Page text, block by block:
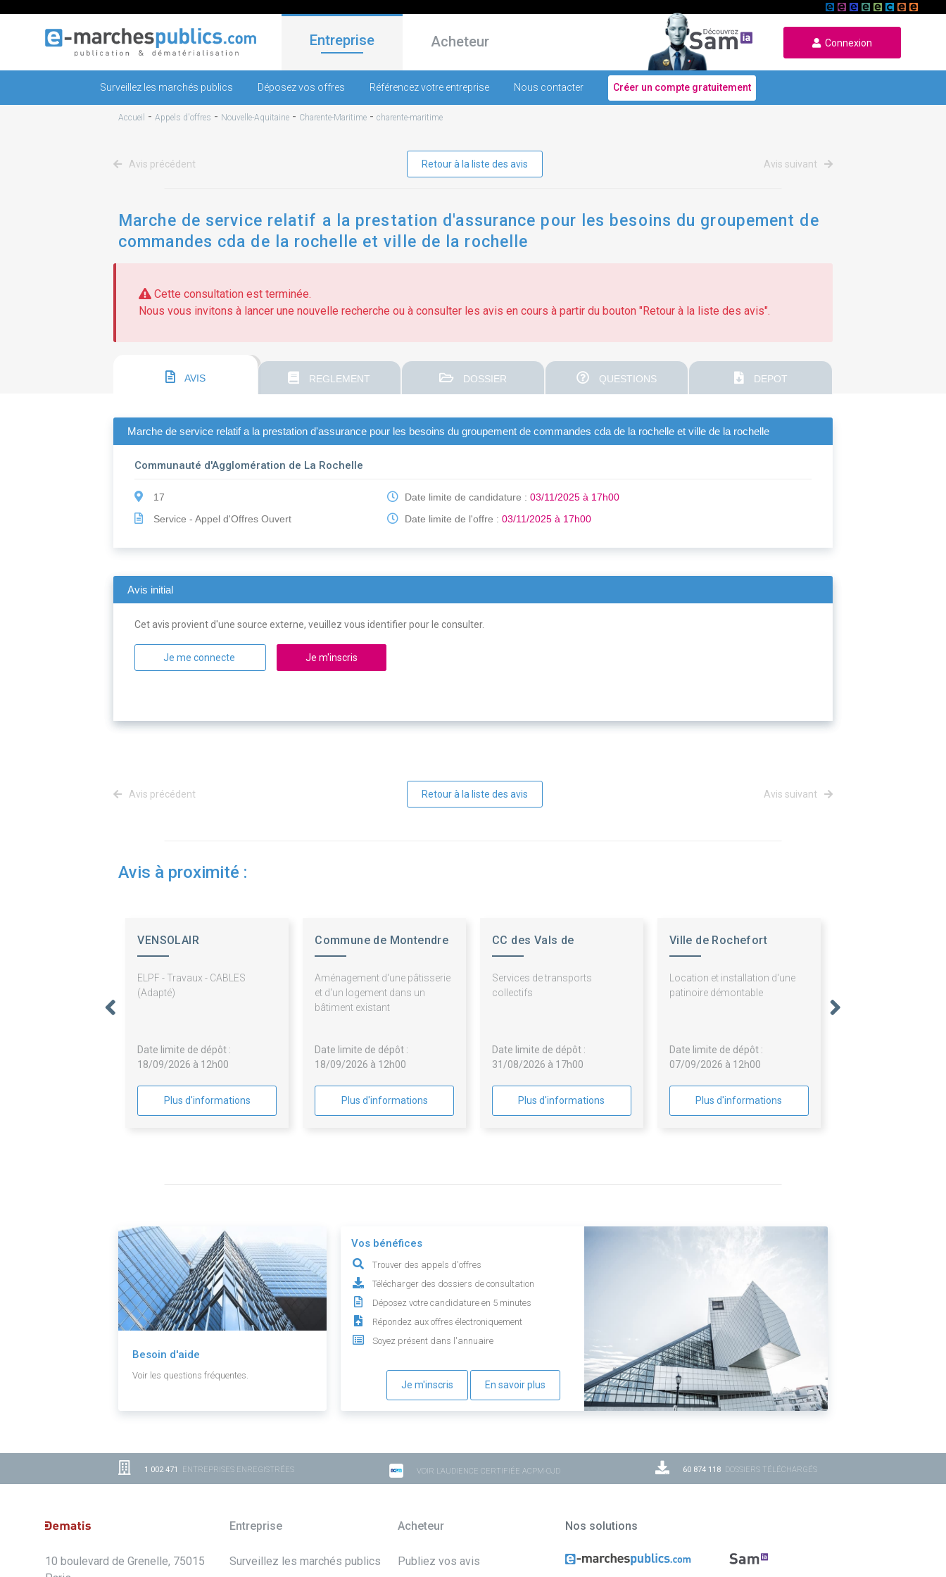
Entreprise Acheteur Connexion
Surveillez les marchés publics Déposez vos offres Référencez votre entreprise Nous contacter Créer un compte gratuitement
Accueil - Appels d'offres - Nouvelle-Aquitaine - Charente-Maritime - charente-maritime
Avis précédent Retour à la liste des avis Avis suivant
Marche de service relatif a la prestation d'assurance pour les besoins du groupement de
commandes cda de la rochelle et ville de la rochelle
Cette consultation est terminée.
Nous vous invitons à lancer une nouvelle recherche ou à consulter les avis en cours à partir du bouton "Retour à la liste des avis".
AVIS REGLEMENT DOSSIER QUESTIONS DEPOT
Marche de service relatif a la prestation d'assurance pour les besoins du groupement de commandes cda de la rochelle et ville de la rochelle
Communauté d'Agglomération de La Rochelle
17
Service - Appel d'Offres Ouvert
Date limite de candidature :03/11/2025 à 17h00
Date limite de l'offre :03/11/2025 à 17h00
Avis initial
Cet avis provient d'une source externe, veuillez vous identifier pour le consulter.
Je me connecte Je m'inscris
Avis précédent Retour à la liste des avis Avis suivant
Avis à proximité :
VENSOLAIR
ELPF - Travaux - CABLES
(Adapté)
Date limite de dépôt :
18/09/2026 à 12h00
Plus d'informations
Commune de Montendre
Aménagement d'une pâtisserie
et d'un logement dans un
bâtiment existant
Date limite de dépôt :
18/09/2026 à 12h00
Plus d'informations
CC des Vals de
Services de transports
collectifs
Date limite de dépôt :
31/08/2026 à 17h00
Plus d'informations
Ville de Rochefort
Location et installation d'une
patinoire démontable
Date limite de dépôt :
07/09/2026 à 12h00
Plus d'informations
Besoin d'aide
Voir les questions fréquentes.
Vos bénéfices
Trouver des appels d'offres
Télécharger des dossiers de consultation
Déposez votre candidature en 5 minutes
Répondez aux offres électroniquement
Soyez présent dans l'annuaire
Je m'inscris En savoir plus
1 002 471 ENTREPRISES ENREGISTRÉES VOIR L'AUDIENCE CERTIFIÉE ACPM-OJD 60 874 118 DOSSIERS TÉLÉCHARGÉS
10 boulevard de Grenelle, 75015
Entreprise
Surveillez les marchés publics
Acheteur
Publiez vos avis
Nos solutions